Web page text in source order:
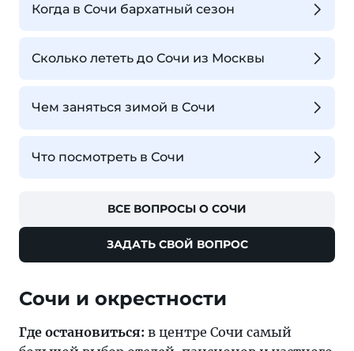
Когда в Сочи бархатный сезон
Сколько лететь до Сочи из Москвы
Чем заняться зимой в Сочи
Что посмотреть в Сочи
ВСЕ ВОПРОСЫ О СОЧИ
ЗАДАТЬ СВОЙ ВОПРОС
Где остановиться: в центре Сочи самый